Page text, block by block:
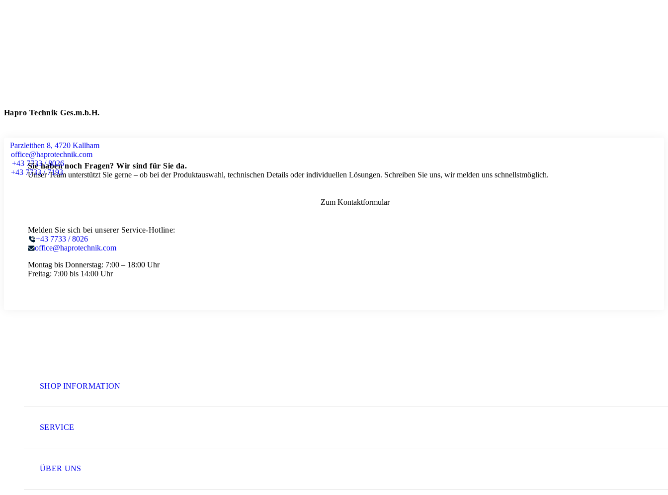
Hapro Technik Ges.m.b.H.
Parzleithen 8, 4720 Kallham
office@haprotechnik.com
+43 7733 / 8026
+43 7733 / 7193
Sie haben noch Fragen? Wir sind für Sie da.
Unser Team unterstützt Sie gerne – ob bei der Produktauswahl, technischen Details oder individuellen Lösungen. Schreiben Sie uns, wir melden uns schnellstmöglich.
Zum Kontaktformular
Melden Sie sich bei unserer Service-Hotline:
+43 7733 / 8026
office@haprotechnik.com
Montag bis Donnerstag: 7:00 – 18:00 Uhr
Freitag: 7:00 bis 14:00 Uhr
SHOP INFORMATION
SERVICE
ÜBER UNS